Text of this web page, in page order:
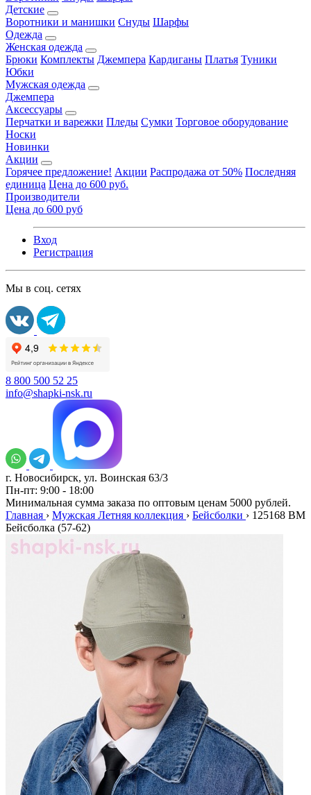
Детские
Воротники и манишки Снуды Шарфы
Одежда
Женская одежда
Брюки Комплекты Джемпера Кардиганы Платья Туники
Юбки
Мужская одежда
Джемпера
Аксессуары
Перчатки и варежки Пледы Сумки Торговое оборудование
Носки
Новинки
Акции
Горячее предложение! Акции Распродажа от 50% Последняя
единица Цена до 600 руб.
Производители
Цена до 600 руб
Вход
Регистрация
Мы в соц. сетях
8 800 500 52 25
info@shapki-nsk.ru
г. Новосибирск, ул. Воинская 63/3
Пн-пт: 9:00 - 18:00
Минимальная сумма заказа по оптовым ценам 5000 рублей.
Главная › Мужская Летняя коллекция › Бейсболки › 125168 BM
Бейсболка (57-62)